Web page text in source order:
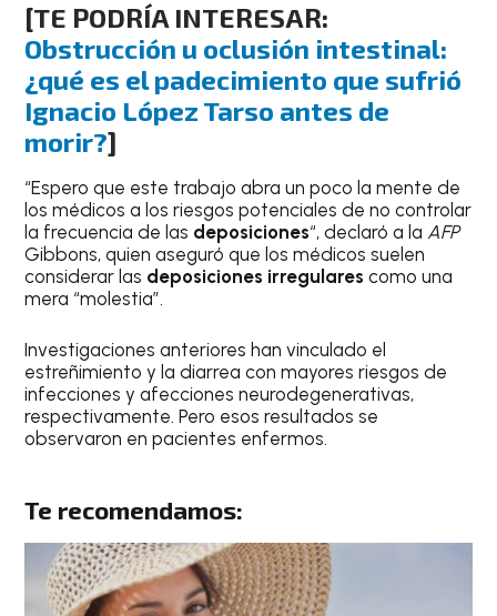
[TE PODRÍA INTERESAR:
Obstrucción u oclusión intestinal:
¿qué es el padecimiento que sufrió
Ignacio López Tarso antes de
morir?]
“Espero que este trabajo abra un poco la mente de
los médicos a los riesgos potenciales de no controlar
la frecuencia de las deposiciones“, declaró a la AFP
Gibbons, quien aseguró que los médicos suelen
considerar las deposiciones irregularescomo una
mera “molestia”.
Investigaciones anteriores han vinculado el
estreñimiento y la diarrea con mayores riesgos de
infecciones y afecciones neurodegenerativas,
respectivamente. Pero esos resultados se
observaron en pacientes enfermos.
Te recomendamos: